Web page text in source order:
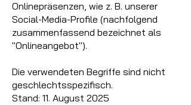
Onlinepräsenzen, wie z. B. unserer
Social-Media-Profile (nachfolgend
zusammenfassend bezeichnet als
"Onlineangebot").
Die verwendeten Begriffe sind nicht
geschlechtsspezifisch.
Stand: 11. August 2025